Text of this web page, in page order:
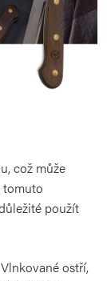
což může
tomuto
použít
ostří,